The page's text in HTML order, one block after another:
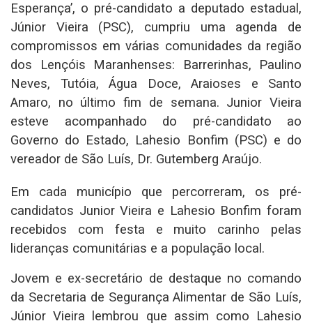
Esperança’, o pré-candidato a deputado estadual,
Júnior Vieira (PSC), cumpriu uma agenda de
compromissos em várias comunidades da região
dos Lençóis Maranhenses: Barrerinhas, Paulino
Neves, Tutóia, Água Doce, Araioses e Santo
Amaro, no último fim de semana. Junior Vieira
esteve acompanhado do pré-candidato ao
Governo do Estado, Lahesio Bonfim (PSC) e do
vereador de São Luís, Dr. Gutemberg Araújo.
Em cada município que percorreram, os pré-
candidatos Junior Vieira e Lahesio Bonfim foram
recebidos com festa e muito carinho pelas
lideranças comunitárias e a população local.
Jovem e ex-secretário de destaque no comando
da Secretaria de Segurança Alimentar de São Luís,
Júnior Vieira lembrou que assim como Lahesio